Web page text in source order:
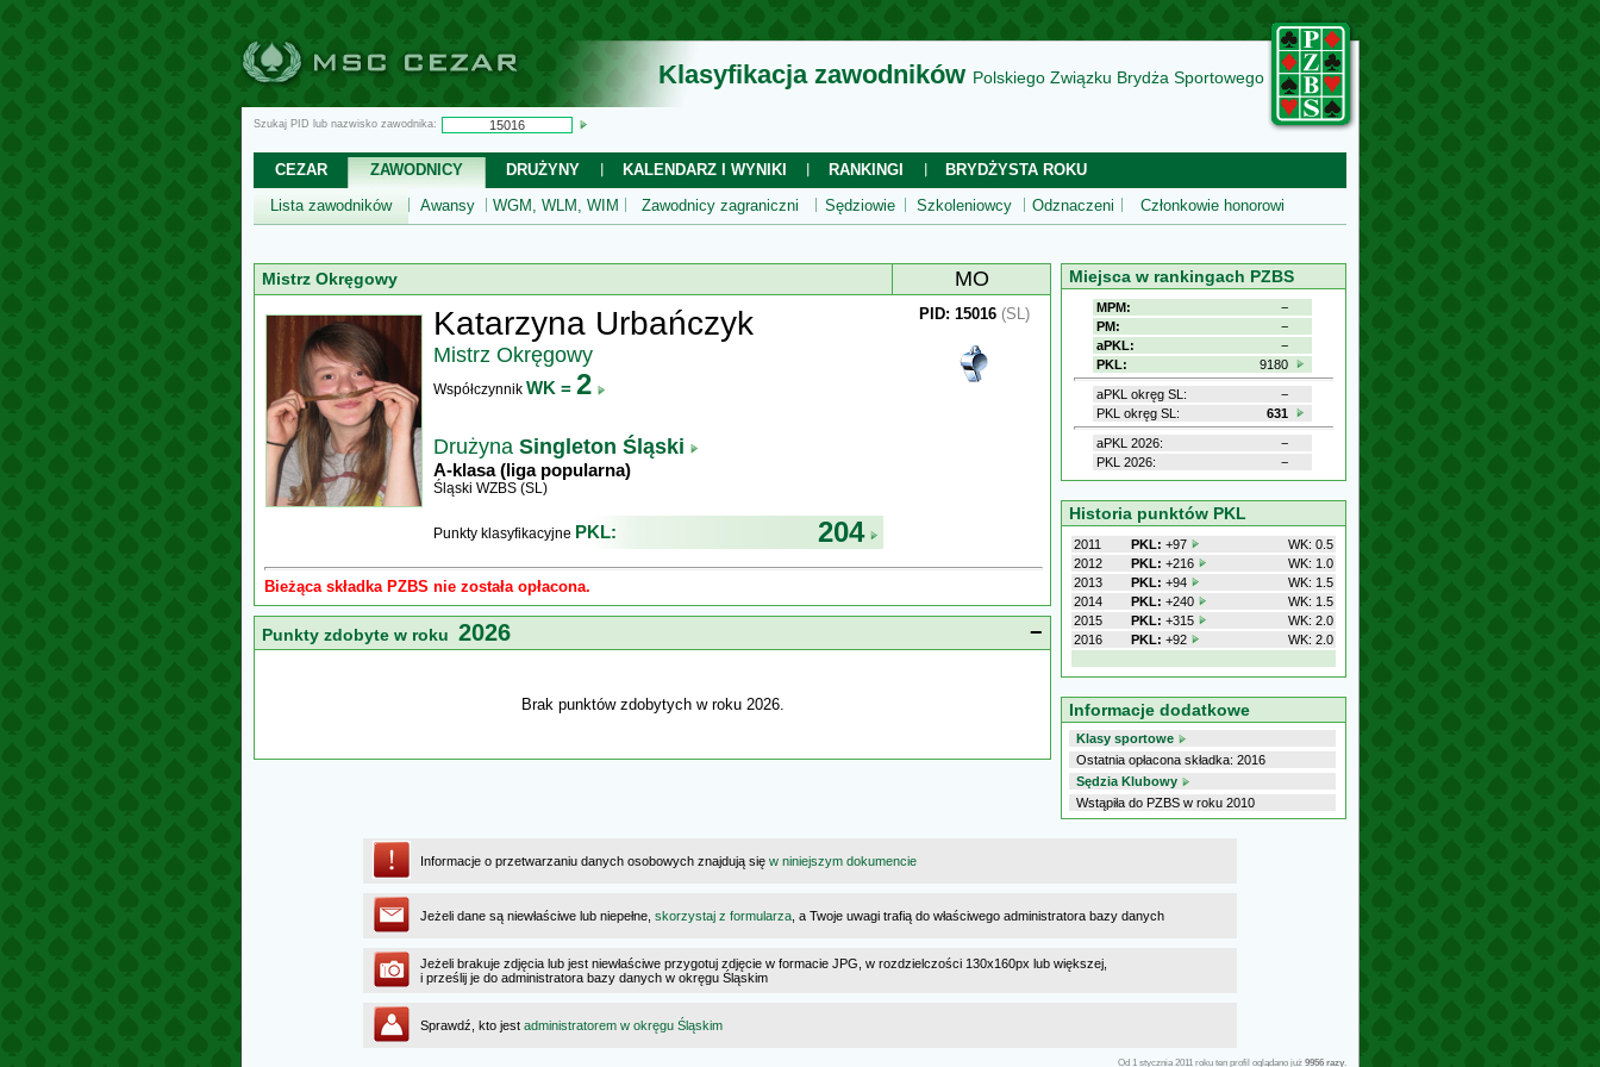
Klasyfikacja zawodników Polskiego Związku Brydża Sportowego
Szukaj PID lub nazwisko zawodnika:
CEZAR ZAWODNICY DRUŻYNY KALENDARZ I WYNIKI RANKINGI
BRYDŻYSTA ROKU
Lista zawodników
Awansy WGM, WLM, WIM Zawodnicy zagraniczni Sędziowie Szkoleniowcy Odznaczeni Członkowie honorowi
Mistrz Okręgowy MO
Katarzyna Urbańczyk
Mistrz Okręgowy
Współczynnik WK = 2
Drużyna Singleton Śląski
A-klasa (liga popularna)
Śląski WZBS (SL)
Punkty klasyfikacyjne PKL: 204
PID: 15016 (SL)
Bieżąca składka PZBS nie została opłacona.
Punkty zdobyte w roku 2026 −
Brak punktów zdobytych w roku 2026.
Miejsca w rankingach PZBS
MPM:
−
PM:
−
aPKL:
−
PKL:
9180
aPKL okręg SL:
−
PKL okręg SL:
631
aPKL 2026:
−
PKL 2026:
−
Historia punktów PKL
2011 PKL: +97
WK: 0.5
2012
PKL: +216
WK: 1.0
2013
PKL: +94
WK: 1.5
2014
PKL: +240
WK: 1.5
2015
PKL: +315
WK: 2.0
2016
PKL: +92 WK: 2.0
Informacje dodatkowe
Klasy sportowe
Ostatnia opłacona składka: 2016
Sędzia Klubowy
Wstąpiła do PZBS w roku 2010
Informacje o przetwarzaniu danych osobowych znajdują się w niniejszym dokumencie
Jeżeli dane są niewłaściwe lub niepełne, skorzystaj z formularza , a Twoje uwagi trafią do właściwego administratora bazy danych
Jeżeli brakuje zdjęcia lub jest niewłaściwe przygotuj zdjęcie w formacie JPG, w rozdzielczości 130x160px lub większej,
i prześlij je do administratora bazy danych w okręgu Śląskim
Sprawdź, kto jest administratorem w okręgu Śląskim
Od 1 stycznia 2011 roku ten profil oglądano już 9956 razy.